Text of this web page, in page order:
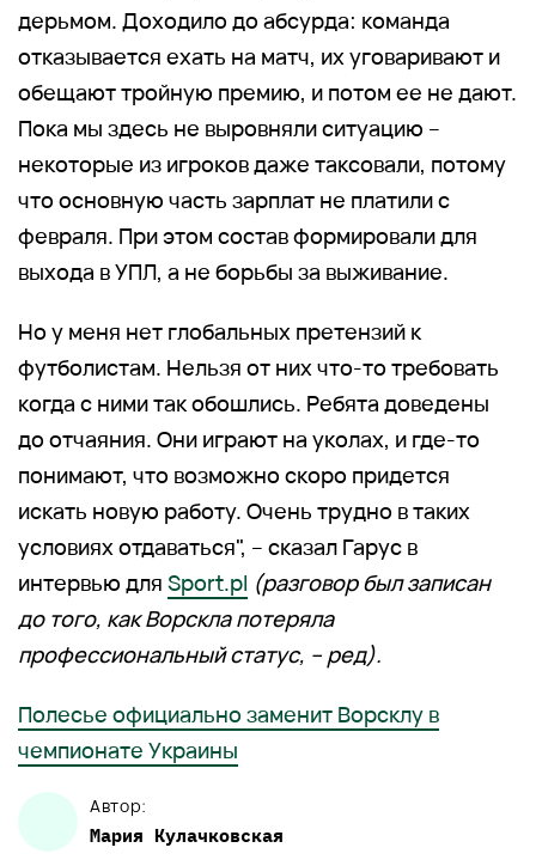
дерьмом. Доходило до абсурда: команда
отказывается ехать на матч, их уговаривают и
обещают тройную премию, и потом ее не дают.
Пока мы здесь не выровняли ситуацию –
некоторые из игроков даже таксовали, потому
что основную часть зарплат не платили с
февраля. При этом состав формировали для
выхода в УПЛ, а не борьбы за выживание.
Но у меня нет глобальных претензий к
футболистам. Нельзя от них что-то требовать
когда с ними так обошлись. Ребята доведены
до отчаяния. Они играют на уколах, и где-то
понимают, что возможно скоро придется
искать новую работу. Очень трудно в таких
условиях отдаваться", – сказал Гарус в
интервью для Sport.pl (разговор был записан
до того, как Ворскла потеряла
профессиональный статус, – ред).
Полесье официально заменит Ворсклу в
чемпионате Украины
Автор:
Мария Кулачковская